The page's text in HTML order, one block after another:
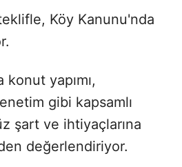
Köy Kanunu'nda
konut yapımı,
gibi kapsamlı
şart ve ihtiyaçlarına
değerlendiriyor.